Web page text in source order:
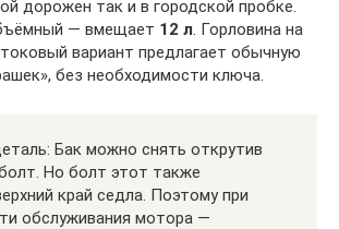
дорожен так и в городской пробке.
— вмещает 12 л. Горловина на
вариант предлагает обычную
без необходимости ключа.
Бак можно снять открутив
Но болт этот также
край седла. Поэтому при
обслуживания мотора —